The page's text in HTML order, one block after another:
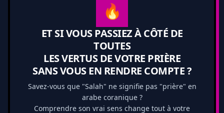
🔥
ET SI VOUS PASSIEZ À CÔTÉ DE
TOUTES
LES VERTUS DE VOTRE PRIÈRE
SANS VOUS EN RENDRE COMPTE ?
Savez-vous que "Salah" ne signifie pas "prière" en
arabe coranique ?
Comprendre son vrai sens change tout à votre